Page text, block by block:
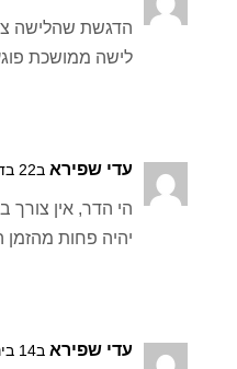
לישה ממושכת
עדי שפירא ב22 בדצמבר 2017 ב17:51
הי הדר, אין
יהיה פחות מהזמן
עדי שפירא ב14 בינואר 2018 ב8:05